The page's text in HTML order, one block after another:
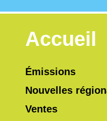
Accueil
Émissions
Nouvelles
Ventes